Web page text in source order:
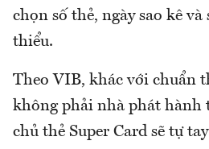
chọn số thẻ, ngày sao kê
thiểu.
Theo VIB, khác với chuẩn
không phải nhà phát hành
chủ thẻ Super Card sẽ tự